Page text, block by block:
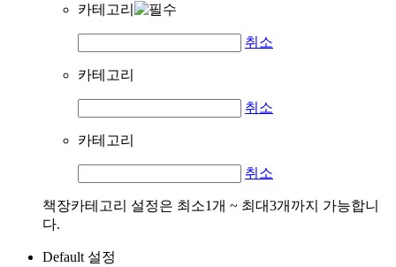
카테고리
취소
카테고리
취소
카테고리
취소
책장카테고리 설정은 최소1개 ~ 최대3개까지 가능합니
다.
Default 설정